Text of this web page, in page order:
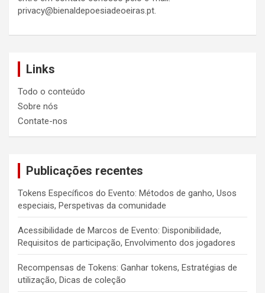
privacy@bienaldepoesiadeoeiras.pt.
Links
Todo o conteúdo
Sobre nós
Contate-nos
Publicações recentes
Tokens Específicos do Evento: Métodos de ganho, Usos
especiais, Perspetivas da comunidade
Acessibilidade de Marcos de Evento: Disponibilidade,
Requisitos de participação, Envolvimento dos jogadores
Recompensas de Tokens: Ganhar tokens, Estratégias de
utilização, Dicas de coleção